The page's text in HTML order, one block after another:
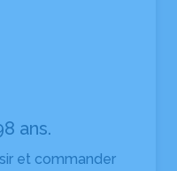
ans.
et commander